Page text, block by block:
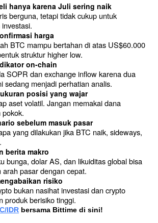
hanya karena Juli sering naik
berguna, tetapi tidak cukup untuk
harga
BTC mampu bertahan di atas US$60.000
struktur higher low.
on-chain
SOPR dan exchange inflow karena dua
sedang menjadi perhatian analis.
posisi yang wajar
aset volatil. Jangan memakai dana
sebelum masuk pasar
yang dilakukan jika BTC naik, sideways,
berita makro
bunga, dolar AS, dan likuiditas global bisa
arah pasar dengan cepat.
risiko
bukan nasihat investasi dan crypto
produk berisiko tinggi.
IDR bersama Bittime di sini!